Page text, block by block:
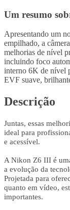
Um resumo
Apresentando um
empilhado, a
melhorias de nível
incluindo foco
interno 6K de nível
EVF suave,
Descrição
Juntas, essas
ideal para
e acessível.
A Nikon Z6 III é
a evolução da
Projetada para
quanto em vídeo,
importantes.